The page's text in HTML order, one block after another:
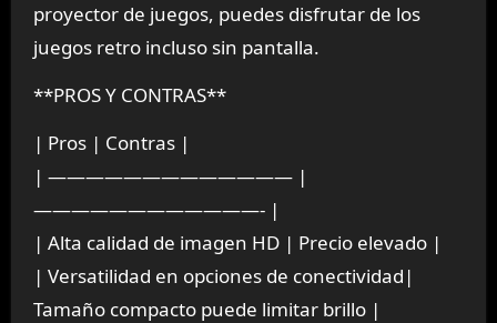
proyector de juegos, puedes disfrutar de los
juegos retro incluso sin pantalla.
**PROS Y CONTRAS**
| Pros | Contras |
| ————————————— |
————————————- |
| Alta calidad de imagen HD | Precio elevado |
| Versatilidad en opciones de conectividad|
Tamaño compacto puede limitar brillo |